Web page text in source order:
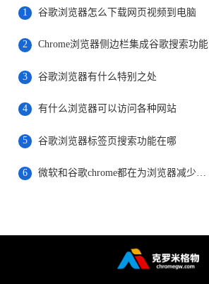
1 谷歌浏览器怎么下载网页视频到电脑
2 Chrome浏览器侧边栏集成谷歌搜索功能
3 谷歌浏览器有什么特别之处
4 有什么浏览器可以访问各种网站
5 谷歌浏览器标签页搜索功能在哪
6 微软和谷歌chrome都在为浏览器减少内存占用而努力着